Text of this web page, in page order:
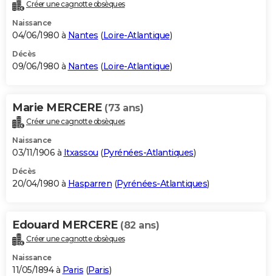
Créer une cagnotte obsèques
Naissance
04/06/1980 à Nantes (Loire-Atlantique)
Décès
09/06/1980 à Nantes (Loire-Atlantique)
Marie MERCERE (73 ans)
Créer une cagnotte obsèques
Naissance
03/11/1906 à Itxassou (Pyrénées-Atlantiques)
Décès
20/04/1980 à Hasparren (Pyrénées-Atlantiques)
Edouard MERCERE (82 ans)
Créer une cagnotte obsèques
Naissance
11/05/1894 à Paris (Paris)